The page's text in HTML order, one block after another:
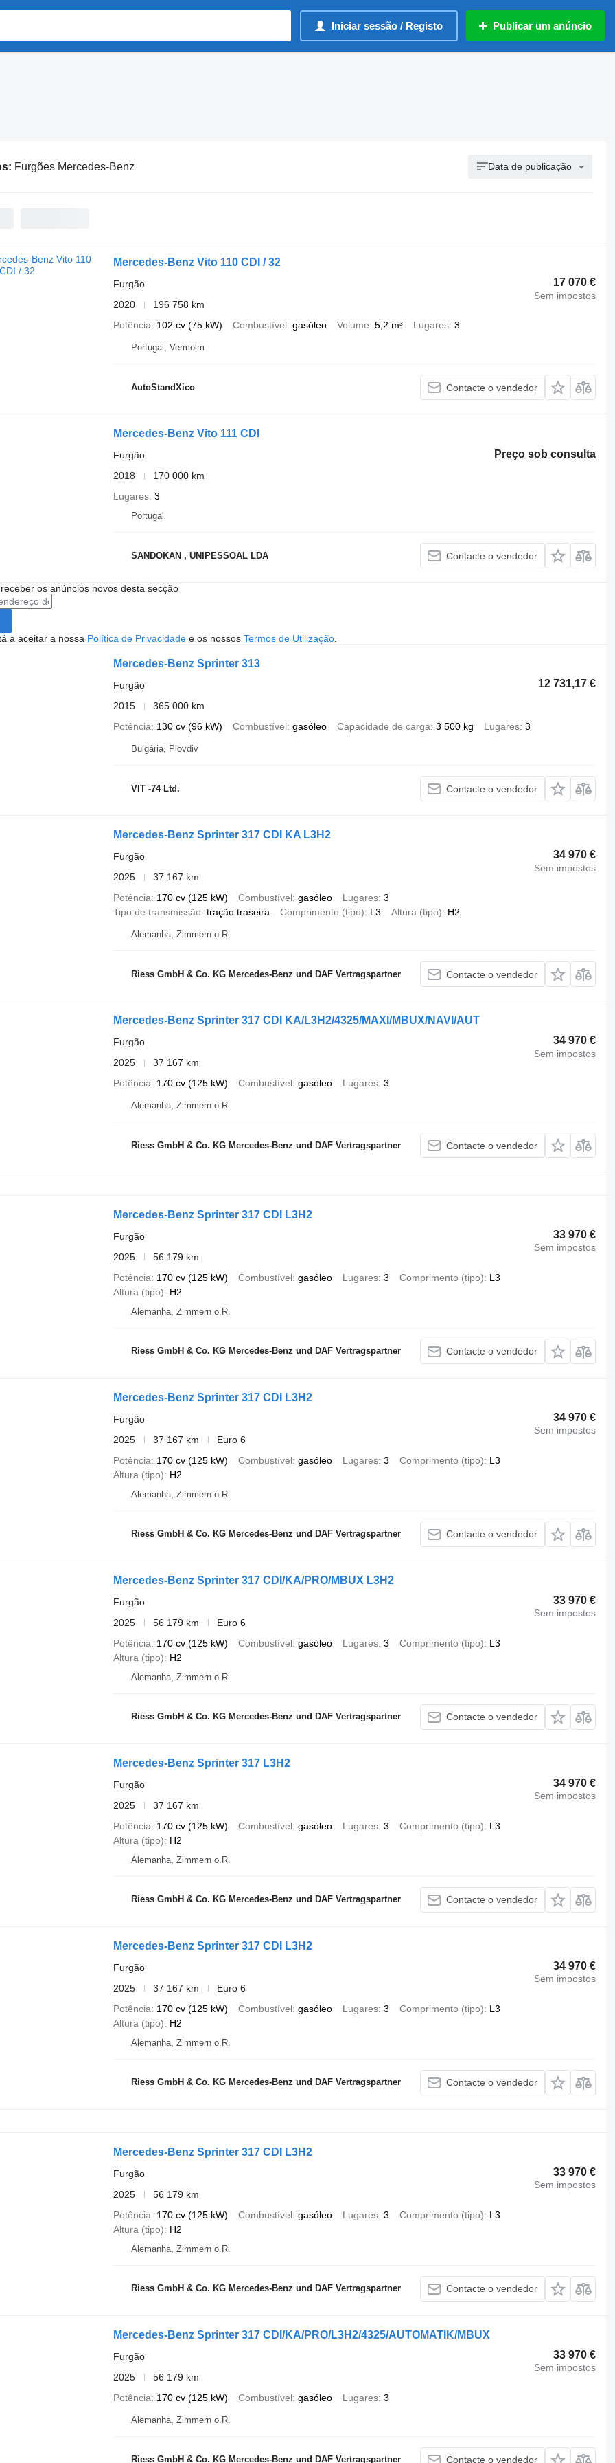
Iniciar sessão / Registo Publicar um anúncio
Furgões Mercedes-Benz Data de publicação
Mercedes-Benz Vito 110 CDI / 32
17 070 €
Sem impostos
Furgão
2020
196 758 km
Potência
102 cv (75 kW) Combustível gasóleo Volume 5,2 m³ Lugares 3
Portugal, Vermoim
AutoStandXico Contacte o vendedor
Mercedes-Benz Vito 111 CDI
Preço sob consulta
Furgão
2018
170 000 km
Lugares 3
Portugal
SANDOKAN , UNIPESSOAL LDA Contacte o vendedor
os anúncios novos desta secção
a aceitar a nossa Política de Privacidadee os nossos Termos de Utilização.
Mercedes-Benz Sprinter 313
12 731,17 €
Furgão
2015
365 000 km
Potência
130 cv (96 kW) Combustível gasóleo Capacidade de carga 3 500 kg Lugares 3
Bulgária, Plovdiv
VIT -74 Ltd. Contacte o vendedor
Mercedes-Benz Sprinter 317 CDI KA L3H2
34 970 €
Sem impostos
Furgão
2025
37 167 km
Potência
170 cv (125 kW) Combustível gasóleo Lugares 3
Tipo de transmissão tração traseira Comprimento (tipo) L3 Altura (tipo) H2
Alemanha, Zimmern o.R.
Riess GmbH & Co. KG Mercedes-Benz und DAF Vertragspartner Contacte o vendedor
Mercedes-Benz Sprinter 317 CDI KA/L3H2/4325/MAXI/MBUX/NAVI/AUT
34 970 €
Sem impostos
Furgão
2025
37 167 km
Potência
170 cv (125 kW) Combustível gasóleo Lugares 3
Alemanha, Zimmern o.R.
Riess GmbH & Co. KG Mercedes-Benz und DAF Vertragspartner Contacte o vendedor
Mercedes-Benz Sprinter 317 CDI L3H2
33 970 €
Sem impostos
Furgão
2025
56 179 km
Potência
170 cv (125 kW) Combustível gasóleo Lugares 3 Comprimento (tipo)
L3
Altura (tipo)
H2
Alemanha, Zimmern o.R.
Riess GmbH & Co. KG Mercedes-Benz und DAF Vertragspartner Contacte o vendedor
Mercedes-Benz Sprinter 317 CDI L3H2
34 970 €
Sem impostos
Furgão
2025
37 167 km
Euro 6
Potência
170 cv (125 kW) Combustível gasóleo Lugares 3 Comprimento (tipo)
L3
Altura (tipo)
H2
Alemanha, Zimmern o.R.
Riess GmbH & Co. KG Mercedes-Benz und DAF Vertragspartner Contacte o vendedor
Mercedes-Benz Sprinter 317 CDI/KA/PRO/MBUX L3H2
33 970 €
Sem impostos
Furgão
2025
56 179 km
Euro 6
Potência
170 cv (125 kW) Combustível gasóleo Lugares 3 Comprimento (tipo)
L3
Altura (tipo)
H2
Alemanha, Zimmern o.R.
Riess GmbH & Co. KG Mercedes-Benz und DAF Vertragspartner Contacte o vendedor
Mercedes-Benz Sprinter 317 L3H2
34 970 €
Sem impostos
Furgão
2025
37 167 km
Potência
170 cv (125 kW) Combustível gasóleo Lugares 3 Comprimento (tipo)
L3
Altura (tipo)
H2
Alemanha, Zimmern o.R.
Riess GmbH & Co. KG Mercedes-Benz und DAF Vertragspartner Contacte o vendedor
Mercedes-Benz Sprinter 317 CDI L3H2
34 970 €
Sem impostos
Furgão
2025
37 167 km
Euro 6
Potência
170 cv (125 kW) Combustível gasóleo Lugares 3 Comprimento (tipo)
L3
Altura (tipo)
H2
Alemanha, Zimmern o.R.
Riess GmbH & Co. KG Mercedes-Benz und DAF Vertragspartner Contacte o vendedor
Mercedes-Benz Sprinter 317 CDI L3H2
33 970 €
Sem impostos
Furgão
2025
56 179 km
Potência
170 cv (125 kW) Combustível gasóleo Lugares 3 Comprimento (tipo)
L3
Altura (tipo)
H2
Alemanha, Zimmern o.R.
Riess GmbH & Co. KG Mercedes-Benz und DAF Vertragspartner Contacte o vendedor
Mercedes-Benz Sprinter 317 CDI/KA/PRO/L3H2/4325/AUTOMATIK/MBUX
33 970 €
Sem impostos
Furgão
2025
56 179 km
Potência
170 cv (125 kW) Combustível gasóleo Lugares 3
Alemanha, Zimmern o.R.
Riess GmbH & Co. KG Mercedes-Benz und DAF Vertragspartner Contacte o vendedor